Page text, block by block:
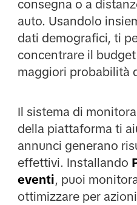
consegna o a
auto. Usandolo
dati demografici, ti
concentrare il
maggiori probabilità
Il sistema di
della piattaforma ti
annunci generano
effettivi. Installando
eventi, puoi
ottimizzare per